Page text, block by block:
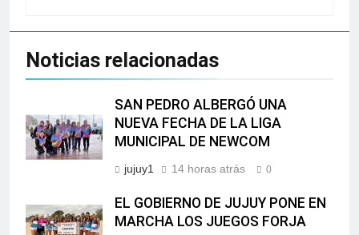
Noticias relacionadas
SAN PEDRO ALBERGÓ UNA
NUEVA FECHA DE LA LIGA
MUNICIPAL DE NEWCOM
jujuy1 14 horas atrás 0
EL GOBIERNO DE JUJUY PONE EN
MARCHA LOS JUEGOS FORJA